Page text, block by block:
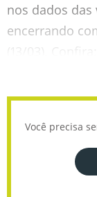
nos dados das
encerrando
Você precisa